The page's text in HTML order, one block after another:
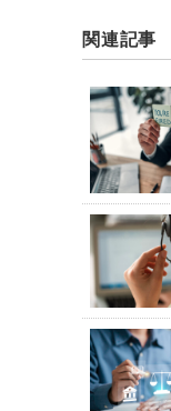
関連記事